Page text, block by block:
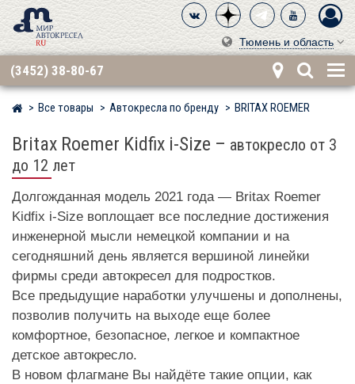
Тюмень и область
(3452) 38-80-67
Мир детских автокресел
Все товары Автокресла по бренду BRITAX ROEMER
Britax Roemer Kidfix i-Size – автокресло от 3
до 12 лет
Долгожданная модель 2021 года — Britax Roemer
Kidfix i-Size воплощает все последние достижения
инженерной мысли немецкой компании и на
сегодняшний день является вершиной линейки
фирмы среди автокресел для подростков.
Все предыдущие наработки улучшены и дополнены,
позволив получить на выходе еще более
комфортное, безопасное, легкое и компактное
детское автокресло.
В новом флагмане Вы найдёте такие опции, как